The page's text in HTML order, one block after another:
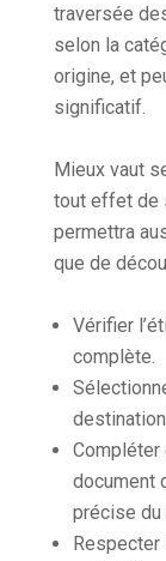
traversée
selon la
origine, et
significatif.
Mieux vaut
tout effet de
permettra
que de
Vérifier
complète.
Compléter
document
précise du